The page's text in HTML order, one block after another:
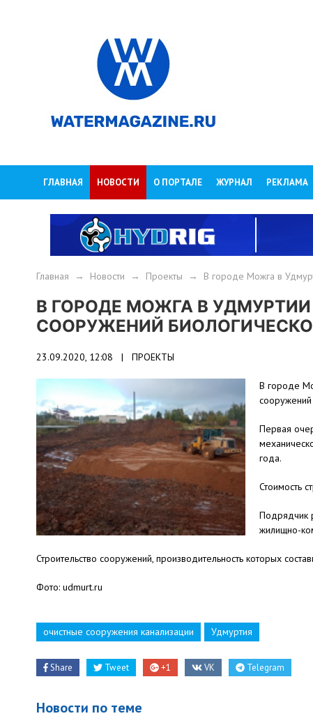
ГЛАВНАЯ НОВОСТИ О ПОРТАЛЕ ЖУРНАЛ РЕКЛАМА
Главная → Новости → Проекты → В городе Можга в
В ГОРОДЕ МОЖГА В
СООРУЖЕНИЙ
23.09.2020, 12:08 | ПРОЕКТЫ
В городе
сооружений
Первая
года.
Стоимость
Подрядчик
жилищно-
Строительство сооружений, производительность которых
Фото: udmurt.ru
очистные сооружения канализации Удмуртия
Share Tweet +1 VK Telegram
Новости по теме